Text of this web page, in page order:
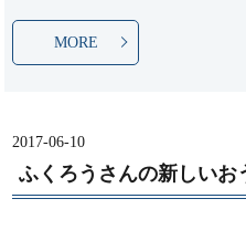
MORE
2017-06-10
ふくろうさんの新しいお